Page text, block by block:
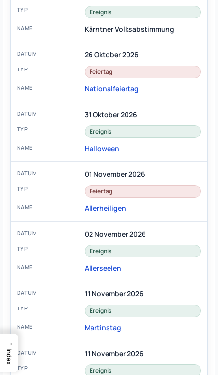
Ereignis
Kärntner Volksabstimmung
26 Oktober 2026
Feiertag
Nationalfeiertag
31 Oktober 2026
Ereignis
Halloween
01 November 2026
Feiertag
Allerheiligen
02 November 2026
Ereignis
Allerseelen
11 November 2026
Ereignis
Martinstag
11 November 2026
Ereignis
→
Index